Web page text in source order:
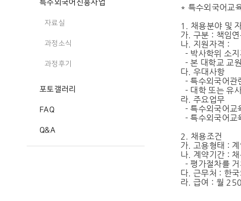
특수외국어진흥사업
자료실
과정소식
과정후기
포토갤러리
FAQ
Q&A
* 특수외국어교
1. 채용분야 및
가. 구분 : 책임
나. 지원자격 :
- 박사학위 소
- 본 대학교 교
다. 우대사항
- 특수외국어관
- 대학 또는 유
라. 주요업무
- 특수외국어교
- 특수외국어교
2. 채용조건
가. 고용형태 : 계
나. 계약기간 :
- 평가절차를
다. 근무처 : 한
라. 급여 : 월